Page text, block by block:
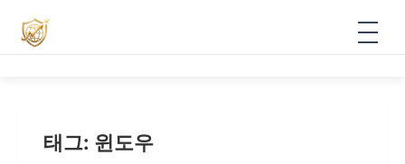
VPN 요금제 안내
📚 지식베이스
태그: 윈도우